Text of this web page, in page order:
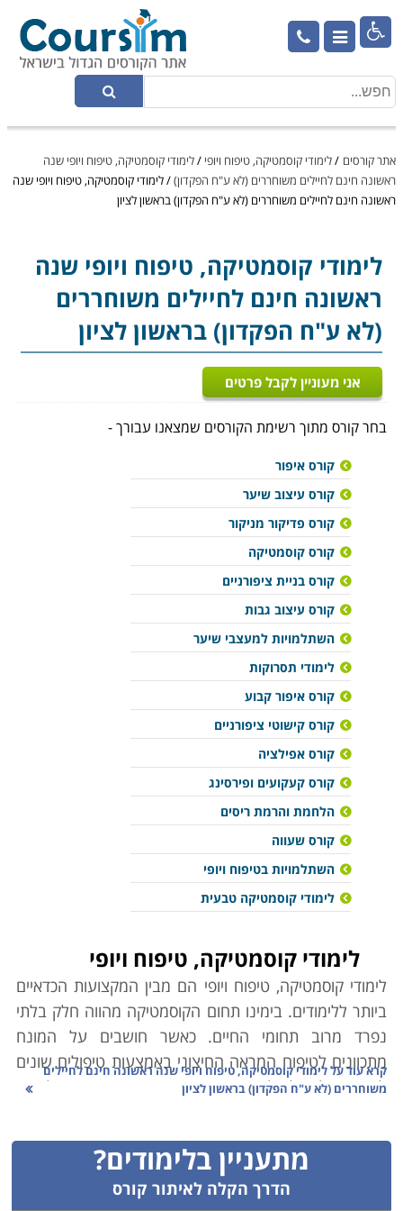

אתר קורסים /לימודי קוסמטיקה, טיפוח ויופי /לימודי קוסמטיקה, טיפוח ויופי שנה
ראשונה חינם לחיילים משוחררים (לא ע"ח הפקדון)/לימודי קוסמטיקה, טיפוח ויופי שנה
ראשונה חינם לחיילים משוחררים (לא ע"ח הפקדון) בראשון לציון
לימודי קוסמטיקה, טיפוח ויופי שנה
ראשונה חינם לחיילים משוחררים
(לא ע"ח הפקדון) בראשון לציון
אני מעוניין לקבל פרטים
בחר קורס מתוך רשימת הקורסים שמצאנו עבורך -
קורס איפור
קורס עיצוב שיער
קורס פדיקור מניקור
קורס קוסמטיקה
קורס בניית ציפורניים
קורס עיצוב גבות
השתלמויות למעצבי שיער
לימודי תסרוקות
קורס איפור קבוע
קורס קישוטי ציפורניים
קורס אפילציה
קורס קעקועים ופירסינג
הלחמת והרמת ריסים
קורס שעווה
השתלמויות בטיפוח ויופי
לימודי קוסמטיקה טבעית
לימודי קוסמטיקה, טיפוח ויופי
לימודי קוסמטיקה, טיפוח ויופי הם מבין המקצועות הכדאיים
ביותר ללימודים. בימינו תחום הקוסמטיקה מהווה חלק בלתי
נפרד מרוב תחומי החיים. כאשר חושבים על המונח
מתכוונים לטיפוח המראה החיצוני באמצעות טיפולים שונים
לגוף כמו למשל,הלחמת ריסים,בניית ציפורניים
, טיפולי עור
ניתן לראות כי התחום נמצא במגמת התפתחות מואצת
המתבטאת בפתיחת מכוני יופי חדשים ובפיתוח תהליכים
קרא עוד עללימודי קוסמטיקה, טיפוח ויופי שנה ראשונה חינם לחיילים
משוחררים (לא ע"ח הפקדון) בראשון לציון
מתעניין בלימודים?
הדרך הקלה לאיתור קורס